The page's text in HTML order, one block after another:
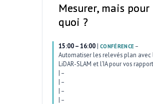
Mesurer, mais pour
quoi ?
15:00 – 16:00 | CONFÉRENCE –
Automatiser les relevés plan avec
LiDAR-SLAM et l’IA pour vos
| –
| –
| –
| –